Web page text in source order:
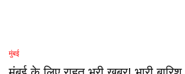
मुंबई